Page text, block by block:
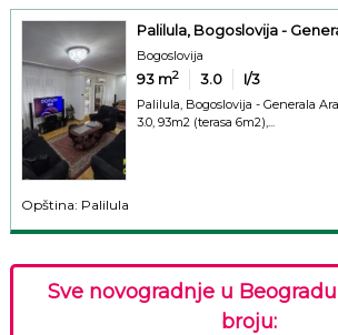
Palilula, Bogoslovija -
Bogoslovija
93 m2 3.0 I/3
Palilula, Bogoslovija - Generala
3.0, 93m2 (terasa 6m2),...
Opština: Palilula
Sve novogradnje u
broju: